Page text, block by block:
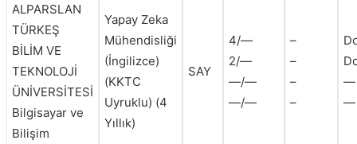
ALPARSLAN
TÜRKEŞ
BİLİM VE
TEKNOLOJİ
ÜNİVERSİTESİ
Bilgisayar ve
Bilişim
Yapay Zeka
Mühendisliği
(İngilizce)
(KKTC
Uyruklu) (4
Yıllık)
SAY
4/—
2/—
—/—
—/—
–
–
–
–
—
—